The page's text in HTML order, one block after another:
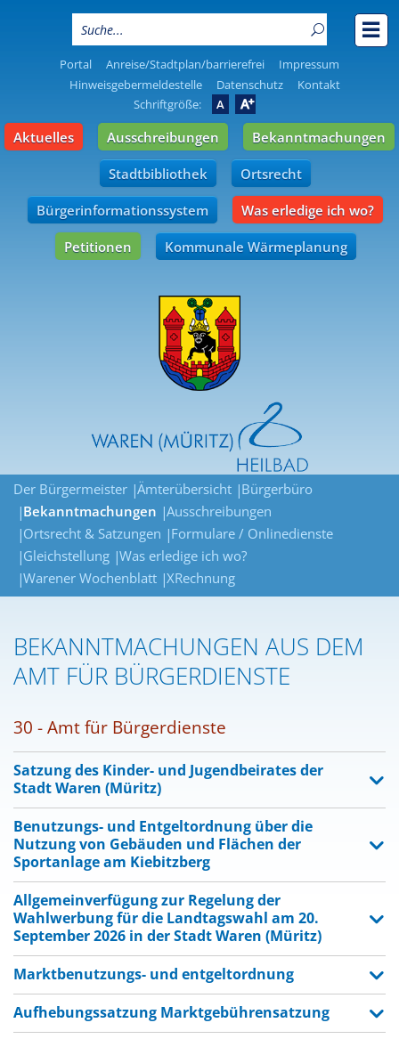
Portal Anreise/Stadtplan/barrierefrei
Impressum
Hinweisgebermeldestelle
Datenschutz
Kontakt
Schriftgröße:
A A
Aktuelles Ausschreibungen Bekanntmachungen
Stadtbibliothek Ortsrecht
Bürgerinformationssystem Was erledige ich wo?
Petitionen Kommunale Wärmeplanung
Der Bürgermeister Ämterübersicht Bürgerbüro
Bekanntmachungen Ausschreibungen
Ortsrecht & Satzungen
Formulare / Onlinedienste
Gleichstellung Was erledige ich wo?
Warener Wochenblatt XRechnung
BEKANNTMACHUNGEN AUS DEM
AMT FÜR BÜRGERDIENSTE
30 - Amt für Bürgerdienste
Satzung des Kinder- und Jugendbeirates der
Stadt Waren (Müritz)
Benutzungs- und Entgeltordnung über die
Nutzung von Gebäuden und Flächen der
Sportanlage am Kiebitzberg
Allgemeinverfügung zur Regelung der
Wahlwerbung für die Landtagswahl am 20.
September 2026 in der Stadt Waren (Müritz)
Marktbenutzungs- und entgeltordnung
Aufhebungssatzung Marktgebührensatzung